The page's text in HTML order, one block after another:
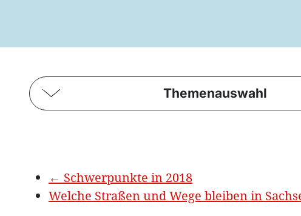
Themenauswahl
← Schwerpunkte in 2018
Welche Straßen und Wege bleiben in